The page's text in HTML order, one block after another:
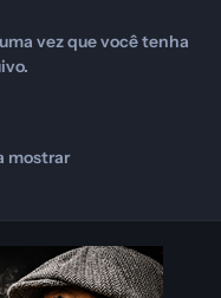
vez que você tenha
mostrar